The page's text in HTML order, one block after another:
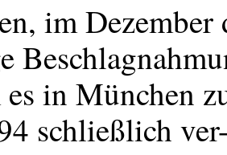
im Dezember
es in München
schließlich